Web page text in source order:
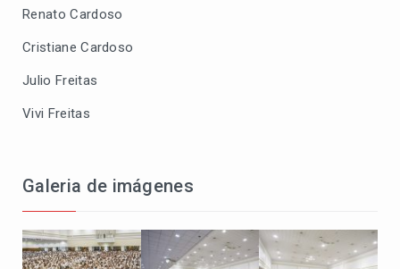
Renato Cardoso
Cristiane Cardoso
Julio Freitas
Vivi Freitas
Galeria de imágenes